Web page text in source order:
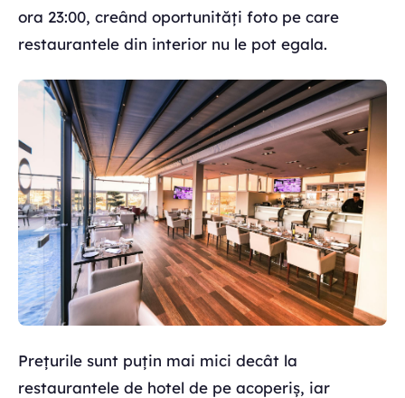
ora 23:00, creând oportunități foto pe care
restaurantele din interior nu le pot egala.
Prețurile sunt puțin mai mici decât la
restaurantele de hotel de pe acoperiș, iar